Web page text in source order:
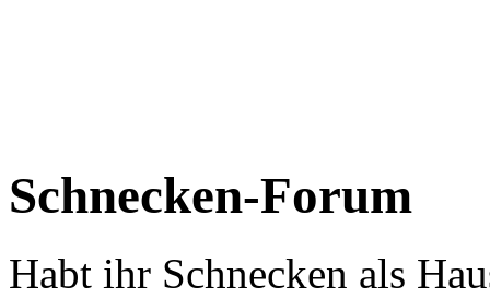
Schnecken-Forum
Habt ihr Schnecken als